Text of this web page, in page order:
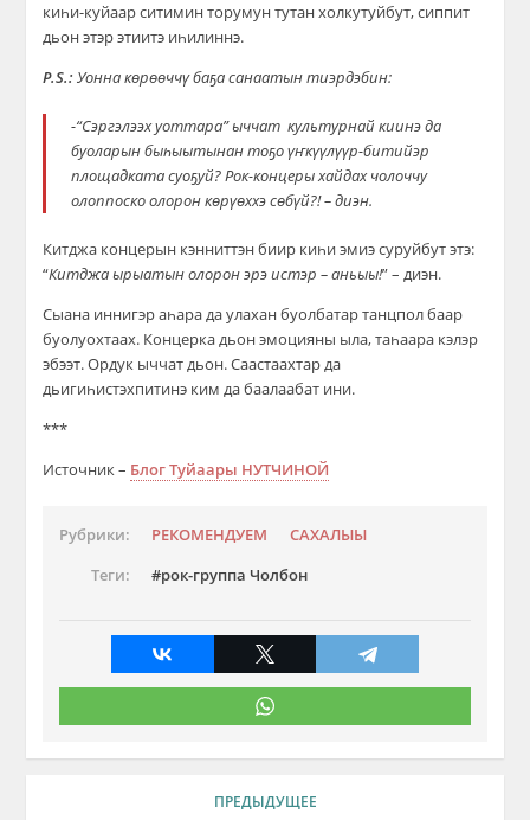
киһи-куйаар ситимин торумун тутан холкутуйбут, сиппит
дьон этэр этиитэ иһилиннэ.
Р.S.: Уонна көрөөччү баҕа санаатын тиэрдэбин:
-“Сэргэлээх уоттара” ыччат культурнай киинэ да
буоларын быһыытынан тоҕо үҥкүүлүүр-битийэр
площадката суоҕуй? Рок-концеры хайдах чолоччу
олоппоско олорон көрүөххэ сөбүй?! – диэн.
Китджа концерын кэнниттэн биир киһи эмиэ суруйбут этэ:
“Китджа ырыатын олорон эрэ истэр – аньыы!” – диэн.
Сыана иннигэр аһара да улахан буолбатар танцпол баар
буолуохтаах. Концерка дьон эмоцияны ыла, таһаара кэлэр
эбээт. Ордук ыччат дьон. Саастаахтар да
дьигиһистэхпитинэ ким да баалаабат ини.
***
Источник – Блог Туйаары НУТЧИНОЙ
Рубрики: РЕКОМЕНДУЕМ
САХАЛЫЫ
Теги:
рок-группа Чолбон
ПРЕДЫДУЩЕЕ